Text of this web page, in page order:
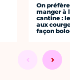
On préfère
manger à
cantine :
aux
façon